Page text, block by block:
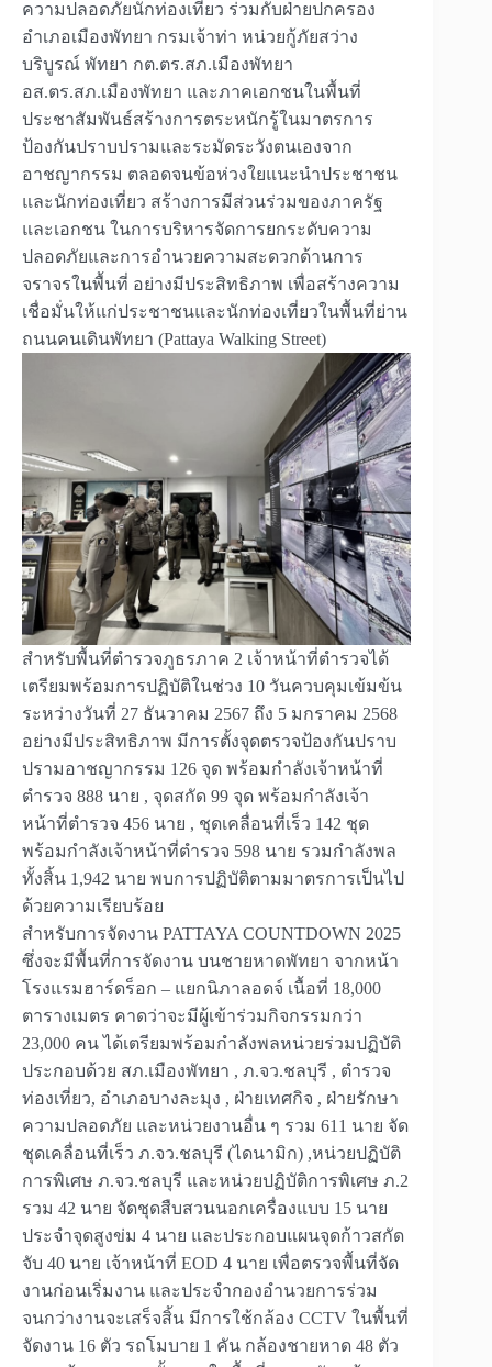
ความปลอดภัยนักท่องเที่ยว ร่วมกับฝ่ายปกครอง
อำเภอเมืองพัทยา กรมเจ้าท่า หน่วยกู้ภัยสว่าง
บริบูรณ์ พัทยา กต.ตร.สภ.เมืองพัทยา
อส.ตร.สภ.เมืองพัทยา และภาคเอกชนในพื้นที่
ประชาสัมพันธ์สร้างการตระหนักรู้ในมาตรการ
ป้องกันปราบปรามและระมัดระวังตนเองจาก
อาชญากรรม ตลอดจนข้อห่วงใยแนะนำประชาชน
และนักท่องเที่ยว สร้างการมีส่วนร่วมของภาครัฐ
และเอกชน ในการบริหารจัดการยกระดับความ
ปลอดภัยและการอำนวยความสะดวกด้านการ
จราจรในพื้นที่ อย่างมีประสิทธิภาพ เพื่อสร้างความ
เชื่อมั่นให้แก่ประชาชนและนักท่องเที่ยวในพื้นที่ย่าน
ถนนคนเดินพัทยา (Pattaya Walking Street)
สำหรับพื้นที่ตำรวจภูธรภาค 2 เจ้าหน้าที่ตำรวจได้
เตรียมพร้อมการปฏิบัติในช่วง 10 วันควบคุมเข้มข้น
ระหว่างวันที่ 27 ธันวาคม 2567 ถึง 5 มกราคม 2568
อย่างมีประสิทธิภาพ มีการตั้งจุดตรวจป้องกันปราบ
ปรามอาชญากรรม 126 จุด พร้อมกำลังเจ้าหน้าที่
ตำรวจ 888 นาย , จุดสกัด 99 จุด พร้อมกำลังเจ้า
หน้าที่ตำรวจ 456 นาย , ชุดเคลื่อนที่เร็ว 142 ชุด
พร้อมกำลังเจ้าหน้าที่ตำรวจ 598 นาย รวมกำลังพล
ทั้งสิ้น 1,942 นาย พบการปฏิบัติตามมาตรการเป็นไป
ด้วยความเรียบร้อย
สำหรับการจัดงาน PATTAYA COUNTDOWN 2025
ซึ่งจะมีพื้นที่การจัดงาน บนชายหาดพัทยา จากหน้า
โรงแรมฮาร์ดร็อก – แยกนิภาลอดจ์ เนื้อที่ 18,000
ตารางเมตร คาดว่าจะมีผู้เข้าร่วมกิจกรรมกว่า
23,000 คน ได้เตรียมพร้อมกำลังพลหน่วยร่วมปฏิบัติ
ประกอบด้วย สภ.เมืองพัทยา , ภ.จว.ชลบุรี , ตำรวจ
ท่องเที่ยว, อำเภอบางละมุง , ฝ่ายเทศกิจ , ฝ่ายรักษา
ความปลอดภัย และหน่วยงานอื่น ๆ รวม 611 นาย จัด
ชุดเคลื่อนที่เร็ว ภ.จว.ชลบุรี (ไดนามิก) ,หน่วยปฏิบัติ
การพิเศษ ภ.จว.ชลบุรี และหน่วยปฏิบัติการพิเศษ ภ.2
รวม 42 นาย จัดชุดสืบสวนนอกเครื่องแบบ 15 นาย
ประจำจุดสูงข่ม 4 นาย และประกอบแผนจุดก้าวสกัด
จับ 40 นาย เจ้าหน้าที่ EOD 4 นาย เพื่อตรวจพื้นที่จัด
งานก่อนเริ่มงาน และประจำกองอำนวยการร่วม
จนกว่างานจะเสร็จสิ้น มีการใช้กล้อง CCTV ในพื้นที่
จัดงาน 16 ตัว รถโมบาย 1 คัน กล้องชายหาด 48 ตัว